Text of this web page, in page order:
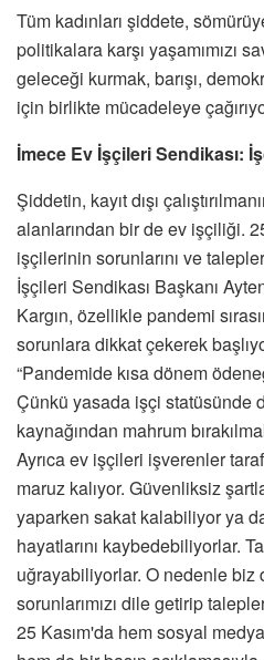
Tüm kadınları şiddete,
politikalara karşı yaşamımızı
geleceği kurmak, barışı,
için birlikte mücadeleye
İmece Ev İşçileri Sendikası:
Şiddetin, kayıt dışı
alanlarından bir de ev işçiliği.
işçilerinin sorunlarını ve
İşçileri Sendikası Başkanı
Kargın, özellikle pandemi
sorunlara dikkat çekerek
“Pandemide kısa dönem
Çünkü yasada işçi statüsünde
kaynağından mahrum
Ayrıca ev işçileri işverenler
maruz kalıyor. Güvenliksiz
yaparken sakat kalabiliyor ya
hayatlarını kaybedebiliyorlar.
uğrayabiliyorlar. O nedenle biz
sorunlarımızı dile getirip
25 Kasım'da hem sosyal